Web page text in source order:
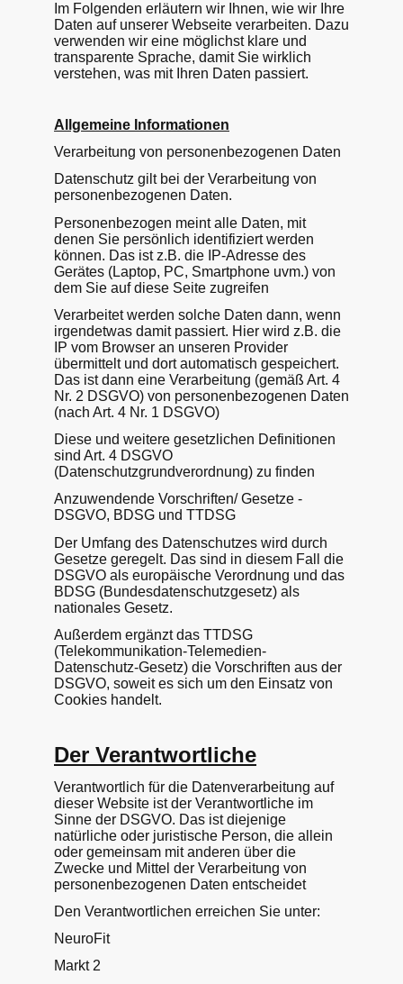
Im Folgenden erläutern wir Ihnen, wie wir Ihre
Daten auf unserer Webseite verarbeiten. Dazu
verwenden wir eine möglichst klare und
transparente Sprache, damit Sie wirklich
verstehen, was mit Ihren Daten passiert.
Allgemeine Informationen
Verarbeitung von personenbezogenen Daten
Datenschutz gilt bei der Verarbeitung von
personenbezogenen Daten.
Personenbezogen meint alle Daten, mit
denen Sie persönlich identifiziert werden
können. Das ist z.B. die IP-Adresse des
Gerätes (Laptop, PC, Smartphone uvm.) von
dem Sie auf diese Seite zugreifen
Verarbeitet werden solche Daten dann, wenn
irgendetwas damit passiert. Hier wird z.B. die
IP vom Browser an unseren Provider
übermittelt und dort automatisch gespeichert.
Das ist dann eine Verarbeitung (gemäß Art. 4
Nr. 2 DSGVO) von personenbezogenen Daten
(nach Art. 4 Nr. 1 DSGVO)
Diese und weitere gesetzlichen Definitionen
sind Art. 4 DSGVO
(Datenschutzgrundverordnung) zu finden
Anzuwendende Vorschriften/ Gesetze -
DSGVO, BDSG und TTDSG
Der Umfang des Datenschutzes wird durch
Gesetze geregelt. Das sind in diesem Fall die
DSGVO als europäische Verordnung und das
BDSG (Bundesdatenschutzgesetz) als
nationales Gesetz.
Außerdem ergänzt das TTDSG
(Telekommunikation-Telemedien-
Datenschutz-Gesetz) die Vorschriften aus der
DSGVO, soweit es sich um den Einsatz von
Cookies handelt.
Der Verantwortliche
Verantwortlich für die Datenverarbeitung auf
dieser Website ist der Verantwortliche im
Sinne der DSGVO. Das ist diejenige
natürliche oder juristische Person, die allein
oder gemeinsam mit anderen über die
Zwecke und Mittel der Verarbeitung von
personenbezogenen Daten entscheidet
Den Verantwortlichen erreichen Sie unter:
NeuroFit
Markt 2